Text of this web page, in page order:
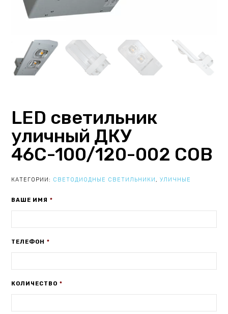
LED светильник
уличный ДКУ
46С-100/120-002 СОВ
КАТЕГОРИИ: СВЕТОДИОДНЫЕ СВЕТИЛЬНИКИ,УЛИЧНЫЕ
ВАШЕ ИМЯ *
ТЕЛЕФОН *
КОЛИЧЕСТВО *